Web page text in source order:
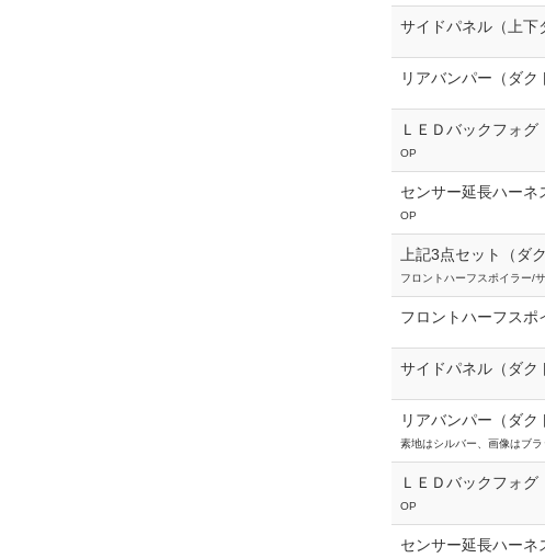
サイドパネル（上下
リアバンパー（ダク
ＬＥＤバックフォグ
OP
センサー延長ハーネ
OP
上記3点セット（ダ
フロントハーフスポイラー/
フロントハーフスポ
サイドパネル（ダク
リアバンパー（ダク
素地はシルバー、画像はブラ
ＬＥＤバックフォグ
OP
センサー延長ハーネ